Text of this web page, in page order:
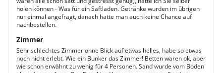
holen können - Was für ein Saftladen. Getränke wurden im übrigen
nur einmal angefragt, danach hatte man auch keine Chance auf
nachbestellen.
Zimmer
Sehr schlechtes Zimmer ohne Blick auf etwas helles, habe so etwas
noch nicht erlebt. Wie ein Bunker das Zimmer! Betten waren ok, aber
wie schon erwähnt zu wenig für 4 Personen. Sand wurde vom Boden